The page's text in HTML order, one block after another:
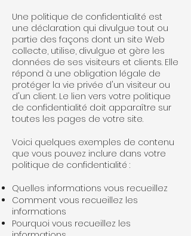
Une politique de confidentialité est
une déclaration qui divulgue tout ou
partie des façons dont un site Web
collecte, utilise, divulgue et gère les
données de ses visiteurs et clients. Elle
répond à une obligation légale de
protéger la vie privée d'un visiteur ou
d'un client. Le lien vers votre politique
de confidentialité doit apparaître sur
toutes les pages de votre site.
Voici quelques exemples de contenu
que vous pouvez inclure dans votre
politique de confidentialité :
Quelles informations vous recueillez
Comment vous recueillez les
informations
Pourquoi vous recueillez les